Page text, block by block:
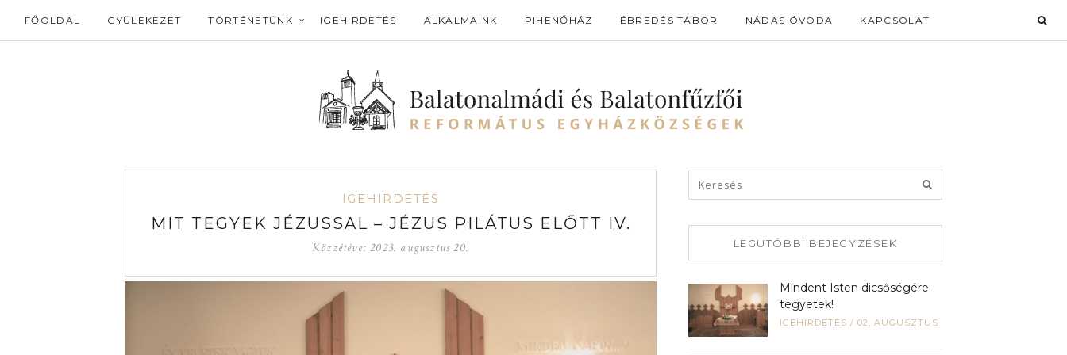
FŐOLDAL GYÜLEKEZET TÖRTÉNETÜNK IGEHIRDETÉS ALKALMAINK PIHENŐHÁZ ÉBREDÉS TÁBOR NÁDAS ÓVODA KAPCSOLAT
IGEHIRDETÉS
MIT TEGYEK JÉZUSSAL – JÉZUS PILÁTUS ELŐTT IV.
Közzétéve:2023. augusztus 20. LEGUTÓBBI BEJEGYZÉSEK
Mindent Isten dicsőségére
tegyetek!
IGEHIRDETÉS / 02, AUGUSZTUS